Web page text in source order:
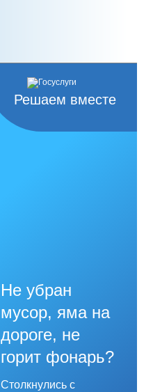
Решаем вместе
Не убран
мусор, яма на
дороге, не
горит фонарь?
Столкнулись с